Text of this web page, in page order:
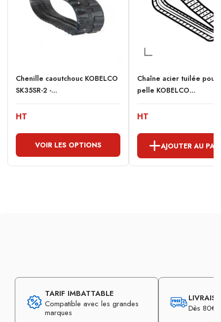
Chenille caoutchouc KOBELCO
SK35SR-2 -...
HT
VOIR LES OPTIONS
Chaîne acier tuilée pour
pelle KOBELCO...
HT
AJOUTER AU
TARIF IMBATTABLE
Compatible avec les grandes
marques
Dès 80€